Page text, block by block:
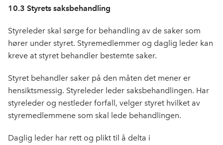
10.3 Styrets saksbehandling
Styreleder skal sørge for behandling av de saker som
hører under styret. Styremedlemmer og daglig leder kan
kreve at styret behandler bestemte saker.
Styret behandler saker på den måten det mener er
hensiktsmessig. Styreleder leder saksbehandlingen. Har
styreleder og nestleder forfall, velger styret hvilket av
styremedlemmene som skal lede behandlingen.
Daglig leder har rett og plikt til å delta i